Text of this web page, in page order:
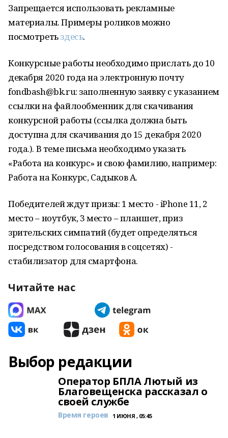
Запрещается использовать рекламные
материалы. Примеры роликов можно
посмотретьздесь.
Конкурсные работы необходимо прислать до 10
декабря 2020 года на электронную почту
fondbash@bk.ru: заполненную заявку с указанием
ссылки на файлообменник для скачивания
конкурсной работы (ссылка должна быть
доступна для скачивания до 15 декабря 2020
года.). В теме письма необходимо указать
«Работа на конкурс» и свою фамилию, например:
Работа на Конкурс, Садыков А.
Победителей ждут призы: 1 место - iPhone 11, 2
место – ноутбук, 3 место – планшет, приз
зрительских симпатий (будет определяться
посредством голосования в соцсетях) -
стабилизатор для смартфона.
Читайте нас
Выбор редакции
Оператор БПЛА Лютый из
Благовещенска рассказал о
своей службе
Время героев 1 ИЮНЯ , 05:45